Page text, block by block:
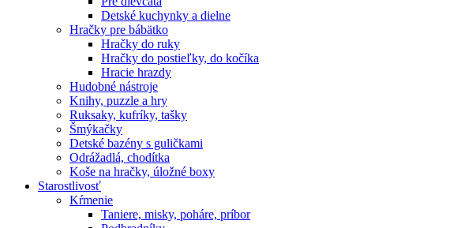
Detské kuchynky a dielne
Hračky pre bábätko
Hračky do ruky
Hračky do postieľky, do kočíka
Hracie hrazdy
Hudobné nástroje
Knihy, puzzle a hry
Ruksaky, kufríky, tašky
Šmýkačky
Detské bazény s guličkami
Odrážadlá, chodítka
Koše na hračky, úložné boxy
Starostlivosť
Kŕmenie
Taniere, misky, poháre, príbor